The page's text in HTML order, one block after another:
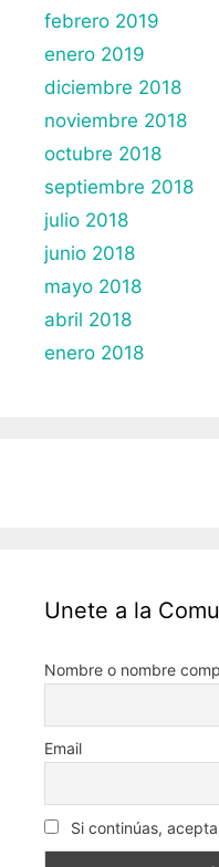
febrero 2019
enero 2019
diciembre 2018
noviembre 2018
octubre 2018
septiembre 2018
julio 2018
junio 2018
mayo 2018
abril 2018
enero 2018
Unete a la
Nombre o nombre
Email
Si continúas,